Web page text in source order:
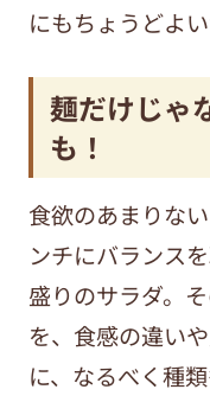
にもちょうどよい
麺だけじゃ
も！
食欲のあまりな
ンチにバランス
盛りのサラダ。
を、食感の違い
に、なるべく種